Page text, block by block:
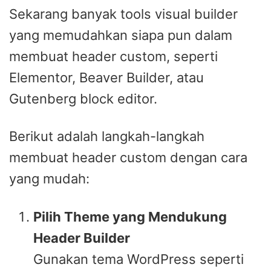
Sekarang banyak tools visual builder
yang memudahkan siapa pun dalam
membuat header custom, seperti
Elementor, Beaver Builder, atau
Gutenberg block editor.
Berikut adalah langkah-langkah
membuat header custom dengan cara
yang mudah:
Pilih Theme yang Mendukung
Header Builder
Gunakan tema WordPress seperti